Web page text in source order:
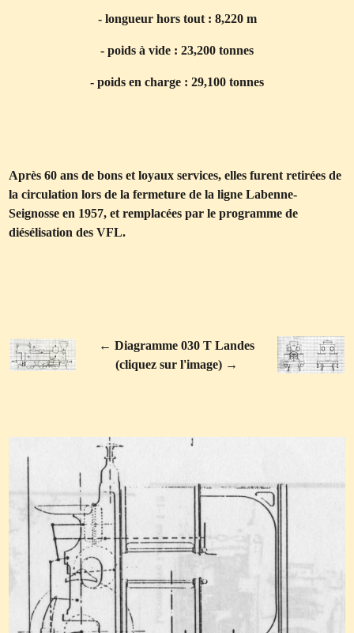
- longueur hors tout : 8,220 m
- poids à vide : 23,200 tonnes
- poids en charge : 29,100 tonnes
Après 60 ans de bons et loyaux services, elles furent retirées de
la circulation lors de la fermeture de la ligne Labenne-
Seignosse en 1957, et remplacées par le programme de
diésélisation des VFL.
← Diagramme 030 T Landes
(cliquez sur l'image) →